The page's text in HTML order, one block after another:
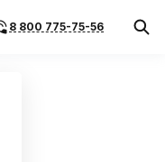
8 800 775-75-56